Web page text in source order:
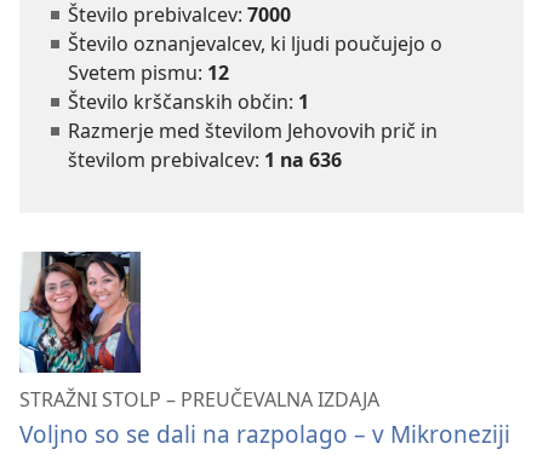
Število prebivalcev: 7000
Število oznanjevalcev, ki ljudi poučujejo o
Svetem pismu: 12
Število krščanskih občin: 1
Razmerje med številom Jehovovih prič in
številom prebivalcev: 1 na 636
STRAŽNI STOLP – PREUČEVALNA IZDAJA
Voljno so se dali na razpolago – v Mikroneziji